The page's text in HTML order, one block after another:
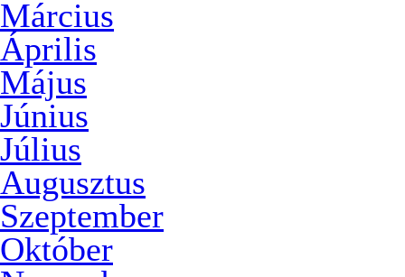
Március
Április
Május
Június
Július
Augusztus
Szeptember
Október